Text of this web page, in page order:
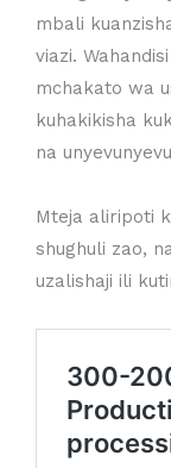
mbali
viazi.
mchakato wa
kuhakikisha
na
Mteja aliripoti
shughuli zao,
uzalishaji ili